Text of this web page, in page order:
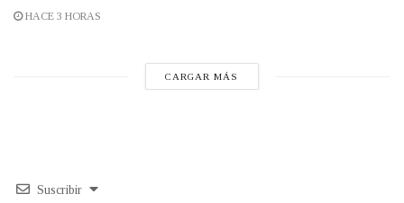
HACE 3 HORAS
CARGAR MÁS
Suscribir